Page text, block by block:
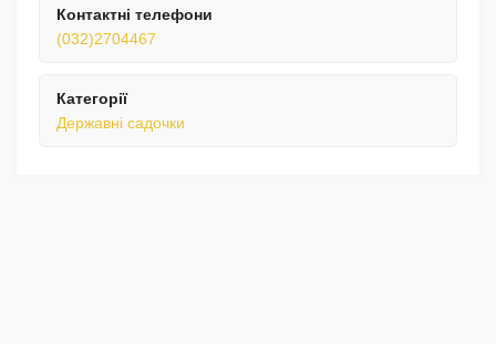
Контактні телефони
(032)2704467
Категорії
Державні садочки